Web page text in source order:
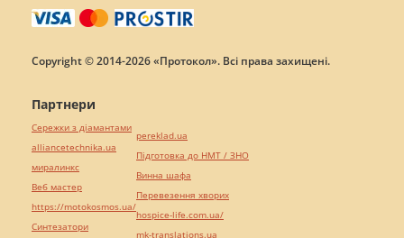
Copyright © 2014-2026 «Протокол». Всі права захищені.
Партнери
Сережки з діамантами
alliancetechnika.ua
миралинкс
Веб мастер
https://motokosmos.ua/
Синтезатори
pereklad.ua
Підготовка до НМТ / ЗНО
Винна шафа
Перевезення хворих
hospice-life.com.ua/
mk-translations.ua